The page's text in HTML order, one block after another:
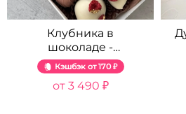
Клубника в
шоколаде -
Розовый жемчуг
Кэшбэк 170 ₽
3 490 ₽